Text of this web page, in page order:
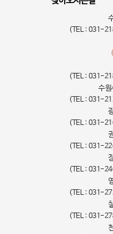
(TEL : 031-
(TEL : 031-
수원
(TEL : 031-
(TEL : 031-
(TEL : 031-
(TEL : 031-
(TEL : 031-
(TEL : 031-